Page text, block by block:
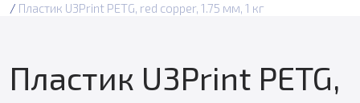
/ Пластик U3Print PETG, red copper, 1.75 мм, 1 кг
Пластик U3Print PETG,